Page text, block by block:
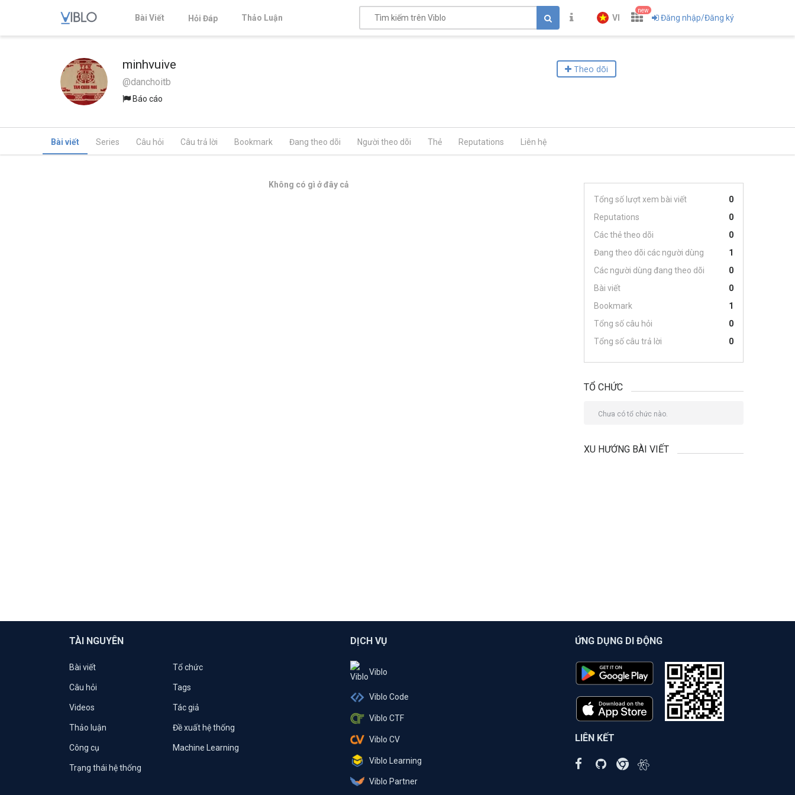
Bài Viết Hỏi Đáp Thảo Luận VI
new
Đăng nhập/Đăng ký
minhvuive
@danchoitb
Báo cáo
Theo dõi
Bài viết Series Câu hỏi Câu trả lời Bookmark Đang theo dõi Người theo dõi Thẻ Reputations Liên hệ
Không có gì ở đây cả
Tổng số lượt xem bài viết
0
Reputations
0
Các thẻ theo dõi
0
Đang theo dõi các người dùng
1
Các người dùng đang theo dõi
0
Bài viết
0
Bookmark
1
Tổng số câu hỏi
0
Tổng số câu trả lời
0
TỔ CHỨC
Chưa có tổ chức nào.
XU HƯỚNG BÀI VIẾT
TÀI NGUYÊN
Bài viết Tổ chức
Câu hỏi Tags
Videos Tác giả
Thảo luận Đề xuất hệ thống
Công cụ Machine Learning
Trạng thái hệ thống
DỊCH VỤ
Viblo
Viblo Code
Viblo CTF
Viblo CV
Viblo Learning
Viblo Partner
ỨNG DỤNG DI ĐỘNG
LIÊN KẾT